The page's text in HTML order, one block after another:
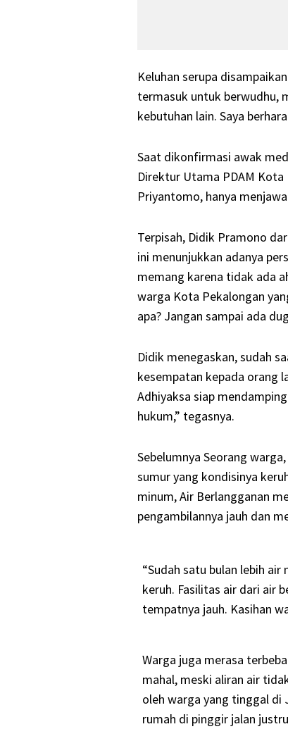
Keluhan serupa
termasuk untuk berwudhu,
kebutuhan lain. Saya
Saat dikonfirmasi awak
Direktur Utama PDAM
Priyantomo, hanya
Terpisah, Didik Pramono
ini menunjukkan adanya
memang karena tidak ada
warga Kota Pekalongan
apa? Jangan sampai ada
Didik menegaskan, sudah
kesempatan kepada orang
Adhiyaksa siap
hukum,” tegasnya.
Sebelumnya Seorang
sumur yang kondisinya
minum, Air Berlangganan
pengambilannya jauh dan
“Sudah satu bulan lebih
keruh. Fasilitas air dari air
tempatnya jauh. Kasihan
Warga juga merasa
mahal, meski aliran air
oleh warga yang tinggal di
rumah di pinggir jalan